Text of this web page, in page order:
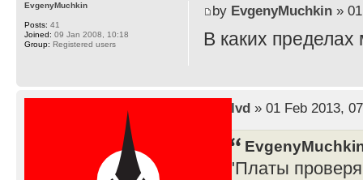
by EvgenyMuchkin» 01
В каких
EvgenyMuchkin
Posts: 41
Joined: 09 Jan 2008, 10:18
Group: Registered users
lvd» 01 Feb 2013,
"Платы